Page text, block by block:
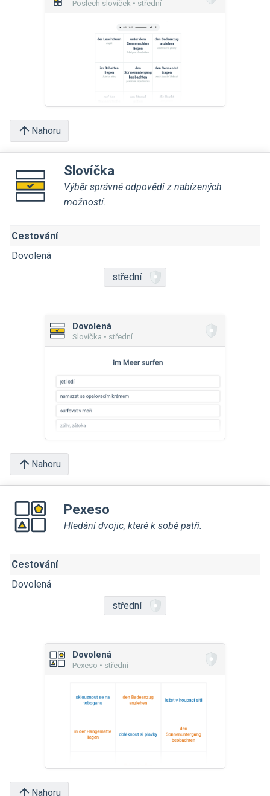
Poslech slovíček • střední
Nahoru
Slovíčka
Výběr správné odpovědi z nabízených
možností.
Cestování
Dovolená
střední
Dovolená
Slovíčka • střední
Nahoru
Pexeso
Hledání dvojic, které k sobě patří.
Cestování
Dovolená
střední
Dovolená
Pexeso • střední
Nahoru